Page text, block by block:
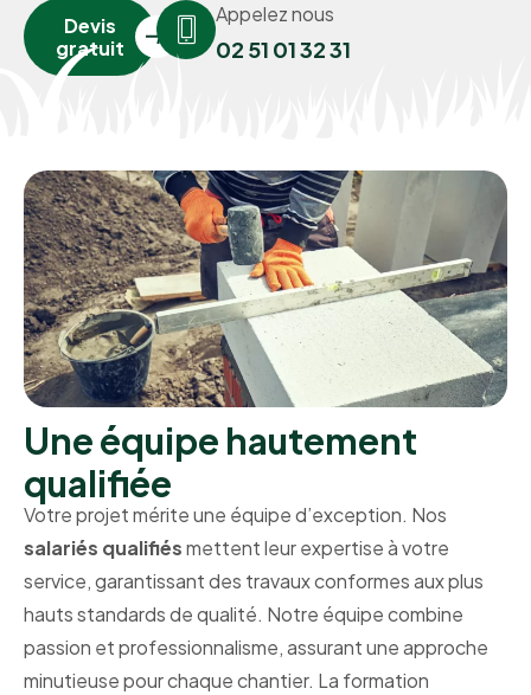
Devis
gratuit
Appelez nous
02 51 01 32 31
Une équipe hautement
qualifiée
Votre projet mérite une équipe d’exception. Nos
salariés qualifiésmettent leur expertise à votre
service, garantissant des travaux conformes aux plus
hauts standards de qualité. Notre équipe combine
passion et professionnalisme, assurant une approche
minutieuse pour chaque chantier. La formation